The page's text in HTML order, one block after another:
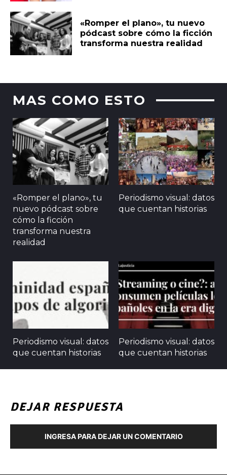
«Romper el plano», tu nuevo
pódcast sobre cómo la ficción
transforma nuestra realidad
MAS COMO ESTO
«Romper el plano», tu
nuevo pódcast sobre
cómo la ficción
transforma nuestra
realidad
Periodismo visual: datos
que cuentan historias
Periodismo visual: datos
que cuentan historias
Periodismo visual: datos
que cuentan historias
DEJAR RESPUESTA
INGRESA PARA DEJAR UN COMENTARIO